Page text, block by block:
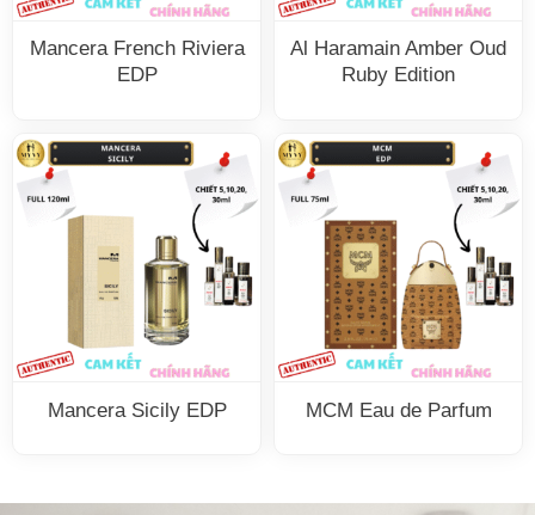
Mancera French Riviera
EDP
Al Haramain Amber Oud
Ruby Edition
Mancera Sicily EDP MCM Eau de Parfum